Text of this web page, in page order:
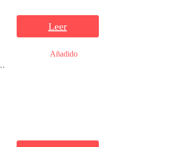
Leer
Añadido